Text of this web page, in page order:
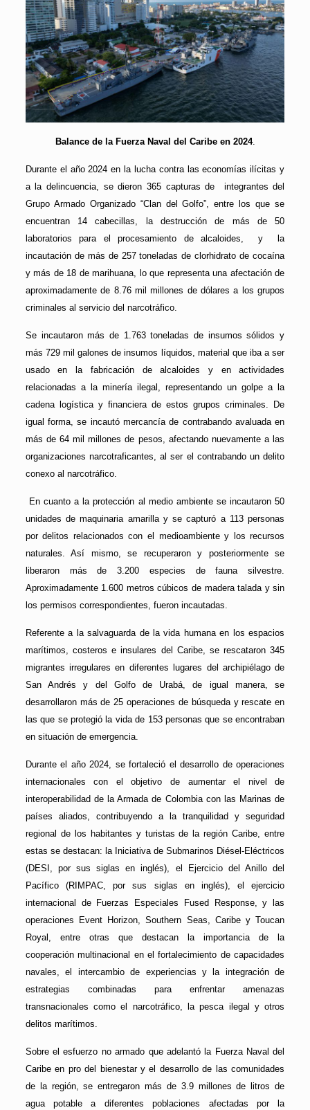
Balance de la Fuerza Naval del Caribe en 2024.
Durante el año 2024 en la lucha contra las economías ilícitas y
a la delincuencia, se dieron 365 capturas de integrantes del
Grupo Armado Organizado “Clan del Golfo”, entre los que se
encuentran 14 cabecillas, la destrucción de más de 50
laboratorios para el procesamiento de alcaloides, y la
incautación de más de 257 toneladas de clorhidrato de cocaína
y más de 18 de marihuana, lo que representa una afectación de
aproximadamente de 8.76 mil millones de dólares a los grupos
criminales al servicio del narcotráfico.
Se incautaron más de 1.763 toneladas de insumos sólidos y
más 729 mil galones de insumos líquidos, material que iba a ser
usado en la fabricación de alcaloides y en actividades
relacionadas a la minería ilegal, representando un golpe a la
cadena logística y financiera de estos grupos criminales. De
igual forma, se incautó mercancía de contrabando avaluada en
más de 64 mil millones de pesos, afectando nuevamente a las
organizaciones narcotraficantes, al ser el contrabando un delito
conexo al narcotráfico.
En cuanto a la protección al medio ambiente se incautaron 50
unidades de maquinaria amarilla y se capturó a 113 personas
por delitos relacionados con el medioambiente y los recursos
naturales. Así mismo, se recuperaron y posteriormente se
liberaron más de 3.200 especies de fauna silvestre.
Aproximadamente 1.600 metros cúbicos de madera talada y sin
los permisos correspondientes, fueron incautadas.
Referente a la salvaguarda de la vida humana en los espacios
marítimos, costeros e insulares del Caribe, se rescataron 345
migrantes irregulares en diferentes lugares del archipiélago de
San Andrés y del Golfo de Urabá, de igual manera, se
desarrollaron más de 25 operaciones de búsqueda y rescate en
las que se protegió la vida de 153 personas que se encontraban
en situación de emergencia.
Durante el año 2024, se fortaleció el desarrollo de operaciones
internacionales con el objetivo de aumentar el nivel de
interoperabilidad de la Armada de Colombia con las Marinas de
países aliados, contribuyendo a la tranquilidad y seguridad
regional de los habitantes y turistas de la región Caribe, entre
estas se destacan: la Iniciativa de Submarinos Diésel-Eléctricos
(DESI, por sus siglas en inglés), el Ejercicio del Anillo del
Pacífico (RIMPAC, por sus siglas en inglés), el ejercicio
internacional de Fuerzas Especiales Fused Response, y las
operaciones Event Horizon, Southern Seas, Caribe y Toucan
Royal, entre otras que destacan la importancia de la
cooperación multinacional en el fortalecimiento de capacidades
navales, el intercambio de experiencias y la integración de
estrategias combinadas para enfrentar amenazas
transnacionales como el narcotráfico, la pesca ilegal y otros
delitos marítimos.
Sobre el esfuerzo no armado que adelantó la Fuerza Naval del
Caribe en pro del bienestar y el desarrollo de las comunidades
de la región, se entregaron más de 3.9 millones de litros de
agua potable a diferentes poblaciones afectadas por la